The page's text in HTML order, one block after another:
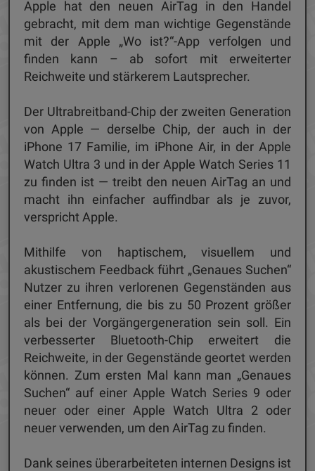
Apple hat den neuen AirTag in den Handel
gebracht, mit dem man wichtige Gegenstände
mit der Apple „Wo ist?“-App verfolgen und
finden kann – ab sofort mit erweiterter
Reichweite und stärkerem Lautsprecher.
Der Ultrabreitband-Chip der zweiten Generation
von Apple — derselbe Chip, der auch in der
iPhone 17 Familie, im iPhone Air, in der Apple
Watch Ultra 3 und in der Apple Watch Series 11
zu finden ist — treibt den neuen AirTag an und
macht ihn einfacher auffindbar als je zuvor,
verspricht Apple.
Mithilfe von haptischem, visuellem und
akustischem Feedback führt „Genaues Suchen“
Nutzer zu ihren verlorenen Gegenständen aus
einer Entfernung, die bis zu 50 Prozent größer
als bei der Vorgängergeneration sein soll. Ein
verbesserter Bluetooth-Chip erweitert die
Reichweite, in der Gegenstände geortet werden
können. Zum ersten Mal kann man „Genaues
Suchen“ auf einer Apple Watch Series 9 oder
neuer oder einer Apple Watch Ultra 2 oder
neuer verwenden, um den AirTag zu finden.
Dank seines überarbeiteten internen Designs ist